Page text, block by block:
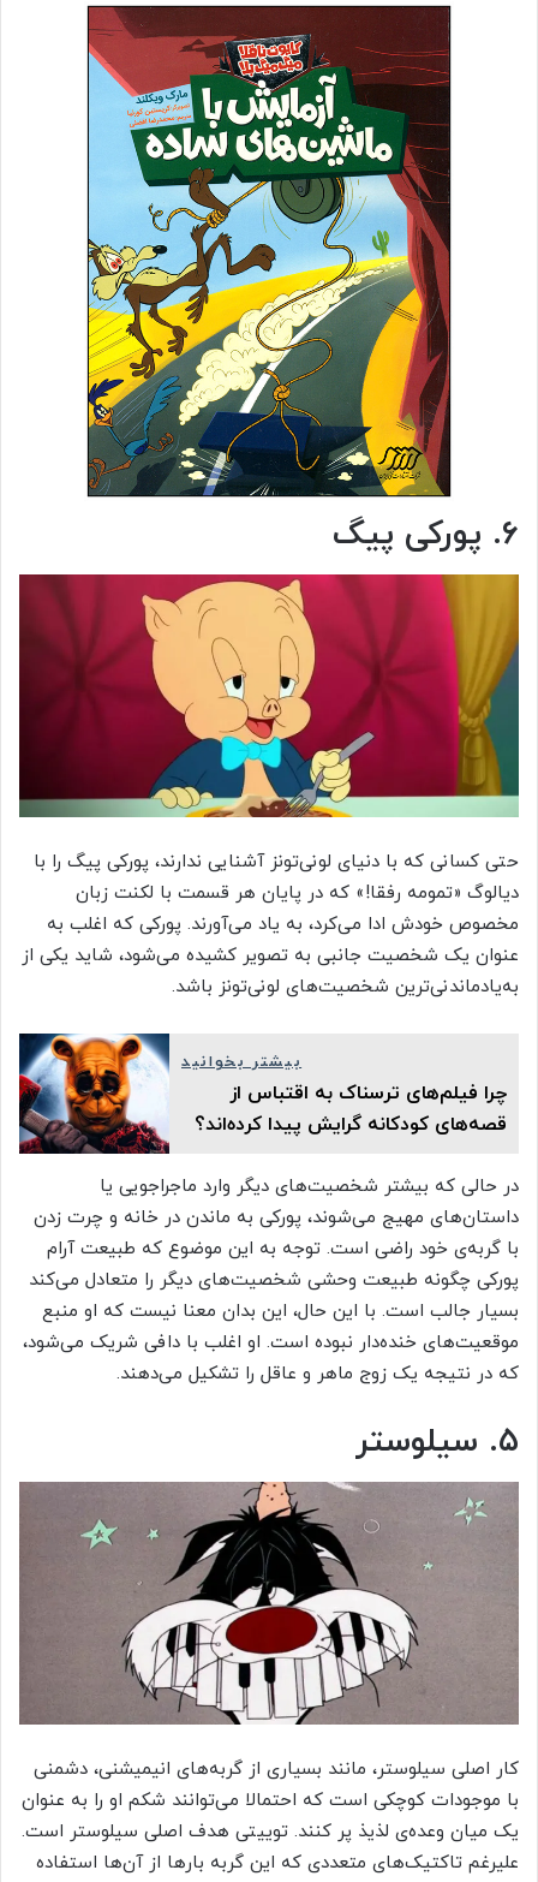
۶. پورکی پیگ
حتی کسانی که با دنیای لونی‌تونز آشنایی ندارند، پورکی پیگ را با
دیالوگ «تمومه رفقا!» که در پایان هر قسمت با لکنت زبان
مخصوص خودش ادا می‌کرد، به یاد می‌آورند. پورکی که اغلب به
عنوان یک شخصیت جانبی به تصویر کشیده می‌شود، شاید یکی از
به‌یادماندنی‌ترین شخصیت‌های لونی‌تونز باشد.
بیشتر بخوانید
چرا فیلم‌های ترسناک به اقتباس از
قصه‌های کودکانه گرایش پیدا کرده‌اند؟
در حالی که بیشتر شخصیت‌های دیگر وارد ماجراجویی یا
داستان‌های مهیج می‌شوند، پورکی به ماندن در خانه و چرت زدن
با گربه‌ی خود راضی است. توجه به این موضوع که طبیعت آرام
پورکی چگونه طبیعت وحشی شخصیت‌های دیگر را متعادل می‌کند
بسیار جالب است. با این حال، این بدان معنا نیست که او منبع
موقعیت‌های خنده‌دار نبوده است. او اغلب با دافی شریک می‌شود،
که در نتیجه یک زوج ماهر و عاقل را تشکیل می‌دهند.
۵. سیلوستر
کار اصلی سیلوستر، مانند بسیاری از گربه‌های انیمیشنی، دشمنی
با موجودات کوچکی است که احتمالا می‌توانند شکم او را به عنوان
یک میان وعده‌ی لذیذ پر کنند. توییتی هدف اصلی سیلوستر است.
علیرغم تاکتیک‌های متعددی که این گربه بارها از آن‌ها استفاده